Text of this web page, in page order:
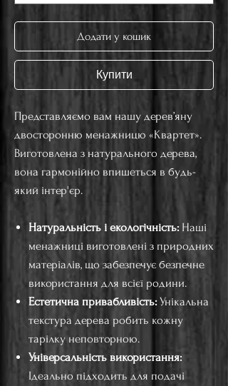
Додати у кошик
Купити
Представляємо вам нашу дерев’яну
двосторонню менажницю «Квартет».
Виготовлена з натурального дерева,
вона гармонійно впишеться в будь-
який інтер'єр.
Натуральність і екологічність: Наші
менажниці виготовлені з природних
матеріалів, що забезпечує безпечне
використання для всієї родини.
Естетична привабливість: Унікальна
текстура дерева робить кожну
тарілку неповторною.
Універсальність використання:
Ідеально підходить для подачі